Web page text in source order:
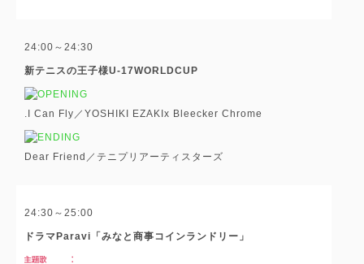
24:00～24:30
新テニスの王子様U-17WORLDCUP
.I Can Fly／YOSHIKI EZAKIx Bleecker Chrome
Dear Friend／テニプリアーティスターズ
24:30～25:00
ドラマParavi「みなと商事コインランドリー」